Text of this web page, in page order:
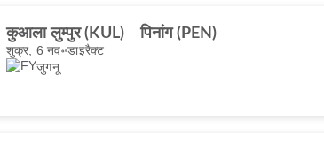
कुआला लुम्पुर (KUL) पिनांग (PEN)
शुक्र, 6 नव॰डाइरैक्ट
जुगनू